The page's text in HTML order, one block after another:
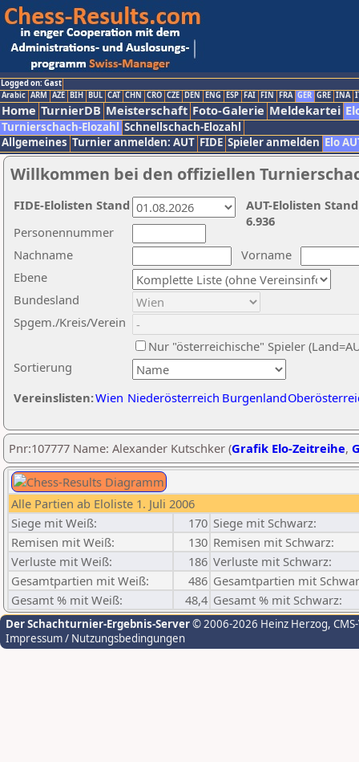
Logged on: Gast
Arabic ARM AZE BIH BUL CAT CHN CRO CZE DEN ENG ESP FAI FIN FRA GER GRE INA
Home TurnierDB Meisterschaft Foto-Galerie Meldekartei
Turnierschach-Elozahl Schnellschach-Elozahl
Allgemeines Turnier anmelden: AUT FIDE Spieler anmelden Elo
Willkommen bei den offiziellen
Nachname
Vorname
Ebene
Sortierung
Personennummer
Bundesland
Spgem./Kreis/Verein
Nur "österreichische" Spieler
Vereinslisten:Wien Niederösterreich Burgenland
AUT-Elolisten
6.936
FIDE-Elolisten Stand
Pnr:107777 Name: Alexander Kutschker (Grafik Elo-Zeitreihe,
Alle Partien ab Eloliste 1. Juli 2006
Siege mit Weiß:
170 Siege mit Schwarz:
Remisen mit Weiß:
130 Remisen mit Schwarz:
Verluste mit Weiß:
186 Verluste mit Schwarz:
Gesamtpartien mit Weiß:
486 Gesamtpartien mit
Gesamt % mit Weiß:
48,4 Gesamt % mit Schwarz:
Der Schachturnier-Ergebnis-Server© 2006-2026 Heinz Herzog,
Impressum / Nutzungsbedingungen